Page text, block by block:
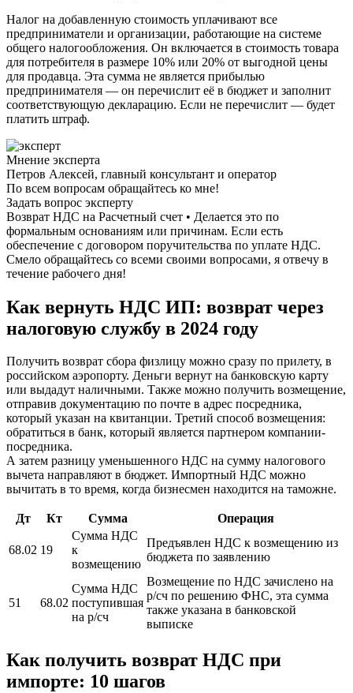
Налог на добавленную стоимость уплачивают все
предприниматели и организации, работающие на системе
общего налогообложения. Он включается в стоимость товара
для потребителя в размере 10% или 20% от выгодной цены
для продавца. Эта сумма не является прибылью
предпринимателя — он перечислит её в бюджет и заполнит
соответствующую декларацию. Если не перечислит — будет
платить штраф.
Мнение эксперта
Петров Алексей, главный консультант и оператор
По всем вопросам обращайтесь ко мне!
Задать вопрос эксперту
Возврат НДС на Расчетный счет • Делается это по
формальным основаниям или причинам. Если есть
обеспечение с договором поручительства по уплате НДС.
Смело обращайтесь со всеми своими вопросами, я отвечу в
течение рабочего дня!
Как вернуть НДС ИП: возврат через
налоговую службу в 2024 году
Получить возврат сбора физлицу можно сразу по прилету, в
российском аэропорту. Деньги вернут на банковскую карту
или выдадут наличными. Также можно получить возмещение,
отправив документацию по почте в адрес посредника,
который указан на квитанции. Третий способ возмещения:
обратиться в банк, который является партнером компании-
посредника.
А затем разницу уменьшенного НДС на сумму налогового
вычета направляют в бюджет. Импортный НДС можно
вычитать в то время, когда бизнесмен находится на таможне.
Дт Кт Сумма Операция
68.02 19
Сумма НДС
к
возмещению
Предъявлен НДС к возмещению из
бюджета по заявлению
51 68.02
Сумма НДС
поступившая
на р/сч
Возмещение по НДС зачислено на
р/сч по решению ФНС, эта сумма
также указана в банковской
выписке
Как получить возврат НДС при
импорте: 10 шагов